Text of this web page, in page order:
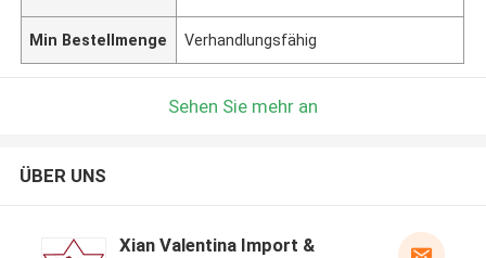
Min Bestellmenge Verhandlungsfähig
Sehen Sie mehr an
ÜBER UNS
Xian Valentina Import &